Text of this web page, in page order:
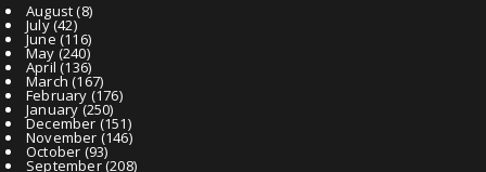
August(8)
July(42)
June(116)
May (240)
April (136)
March (167)
February (176)
January(250)
December (151)
November (146)
October (93)
September(208)